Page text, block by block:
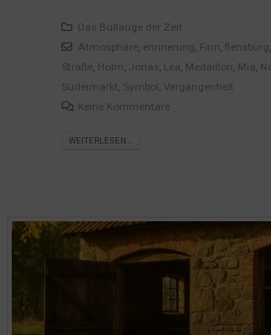
Das Bullauge der Zeit
Atmosphäre, erinnerung, Finn, flensburg,
Straße, Holm, Jonas, Lea, Medaillon, Mia,
Südermarkt, Symbol, Vergangenheit
Keine Kommentare
WEITERLESEN...